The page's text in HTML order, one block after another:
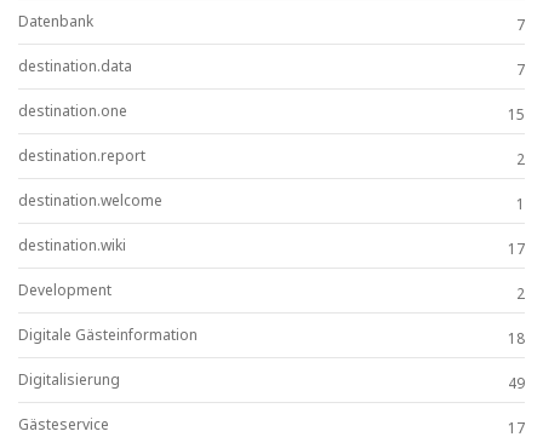
Datenbank
7
destination.data
7
destination.one
15
destination.report
2
destination.welcome
1
destination.wiki
17
Development
2
Digitale Gästeinformation
18
Digitalisierung
49
Gästeservice
17